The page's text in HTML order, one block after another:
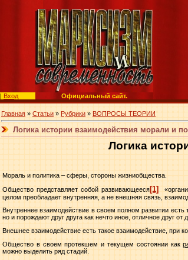
| Вход Официальный сайт.
Главная » Статьи » Рубрики » ВОПРОСЫ ТЕОРИИ
Логика истории взаимодействия морали и
Логика
Мораль и политика – сферы, стороны жизниобщества.
Общество представляет собой развивающееся[1]
целом преобладает внутренняя, а не внешняя связь,
Внутреннее взаимодействие в своем полном развитии
но и порождают друг друга как нечто иное, отличное друг от
Внешнее взаимодействие есть такое взаимодействие, при
Общество в своем протекшем и текущем состоянии как
можно выделить ряд стадий.